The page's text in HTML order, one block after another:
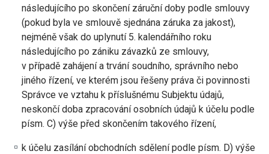
následujícího po skončení záruční doby podle smlouvy
(pokud byla ve smlouvě sjednána záruka za jakost),
nejméně však do uplynutí 5. kalendářního roku
následujícího po zániku závazků ze smlouvy,
v případě zahájení a trvání soudního, správního nebo
jiného řízení, ve kterém jsou řešeny práva či povinnosti
Správce ve vztahu k příslušnému Subjektu údajů,
neskončí doba zpracování osobních údajů k účelu podle
písm. C) výše před skončením takového řízení,
k účelu zasílání obchodních sdělení podle písm. D) výše